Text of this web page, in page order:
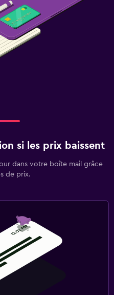
si les prix baissent
dans votre boîte mail grâce
de prix.